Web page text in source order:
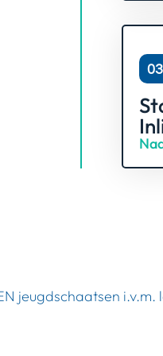
jeugdschaatsen